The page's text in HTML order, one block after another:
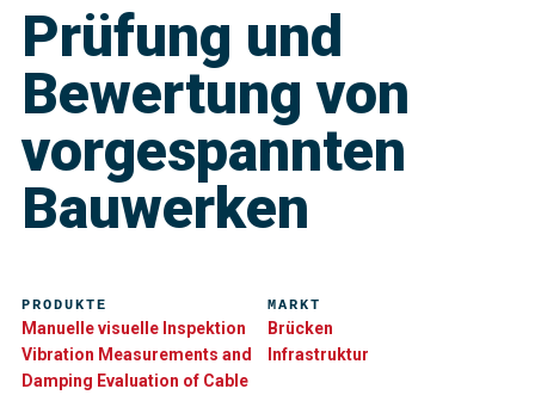
Prüfung und
Bewertung von
vorgespannten
Bauwerken
PRODUKTE
Manuelle visuelle Inspektion
Vibration Measurements and
Damping Evaluation of Cable​
MARKT
Brücken
Infrastruktur